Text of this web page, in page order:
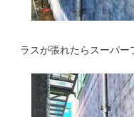
ラスが張れたらスーパー